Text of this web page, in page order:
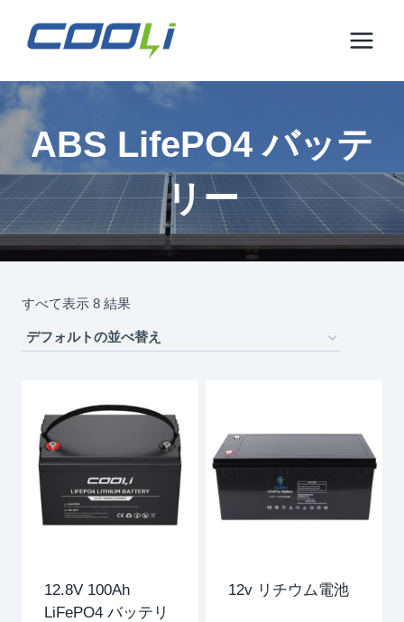
ン
ツ
キ
プ
ABS LifePO4 バッテ
リー
すべて表示 8 結果
12.8V 100Ah
LiFePO4 バッテリ
12v リチウム電池